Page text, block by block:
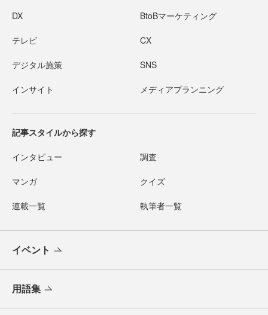
DX BtoBマーケティング
テレビ CX
デジタル施策 SNS
インサイト メディアプランニング
記事スタイルから探す
インタビュー 調査
マンガ クイズ
連載一覧 執筆者一覧
イベント
用語集